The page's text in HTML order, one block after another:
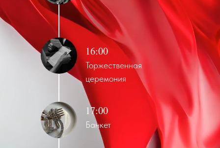
Торжественная
церемония
Банкет
17:00
16:00